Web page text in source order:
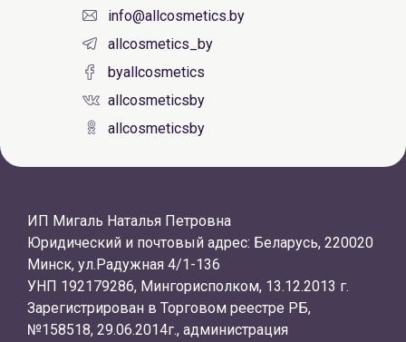
info@allcosmetics.by
allcosmetics_by
byallcosmetics
allcosmeticsby
allcosmeticsby
ИП Мигаль Наталья Петровна
Юридический и почтовый адрес: Беларусь, 220020
Минск, ул.Радужная 4/1-136
УНП 192179286, Мингорисполком, 13.12.2013 г.
Зарегистрирован в Торговом реестре РБ,
№158518, 29.06.2014г., администрация